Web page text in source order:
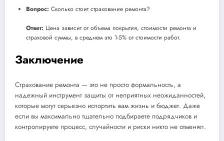
Вопрос: Сколько стоит страхование ремонта?
Ответ: Цена зависит от объема покрытия, стоимости ремонта и
страховой суммы, в среднем это 1-5% от стоимости работ.
Заключение
Страхование ремонта — это не просто формальность, а
надежный инструмент защиты от неприятных неожиданностей,
которые могут серьезно испортить вам жизнь и бюджет. Даже
если вы максимально тщательно подбираете подрядчиков и
контролируете процесс, случайности и риски никто не отменял.